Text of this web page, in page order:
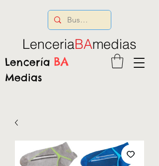
Lencería BA
Medias
LenceriaBAmedias